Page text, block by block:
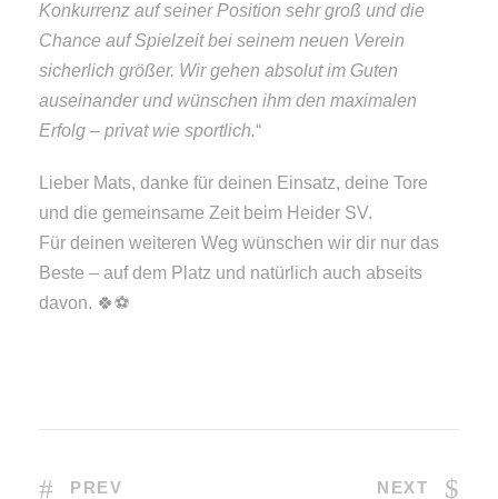
Konkurrenz auf seiner Position sehr groß und die
Chance auf Spielzeit bei seinem neuen Verein
sicherlich größer. Wir gehen absolut im Guten
auseinander und wünschen ihm den maximalen
Erfolg – privat wie sportlich.“
Lieber Mats, danke für deinen Einsatz, deine Tore
und die gemeinsame Zeit beim Heider SV.
Für deinen weiteren Weg wünschen wir dir nur das
Beste – auf dem Platz und natürlich auch abseits
davon. 🍀⚽
PREV NEXT